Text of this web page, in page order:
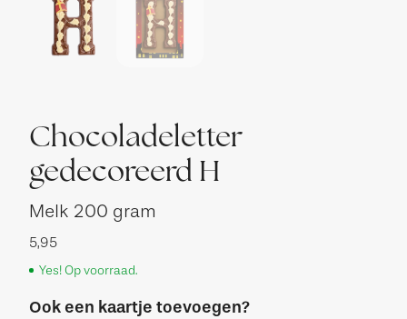
Chocoladeletter
gedecoreerd H
Melk 200 gram
5,95
Yes! Op voorraad.
Ook een kaartje toevoegen?